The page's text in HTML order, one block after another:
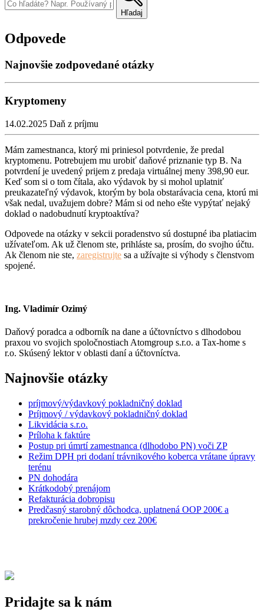
Hľadaj
Odpovede
Najnovšie zodpovedané otázky
Kryptomeny
14.02.2025 Daň z príjmu
Mám zamestnanca, ktorý mi priniesol potvrdenie, že predal
kryptomenu. Potrebujem mu urobiť daňové priznanie typ B. Na
potvrdení je uvedený prijem z predaja virtuálnej meny 398,90 eur.
Keď som si o tom čítala, ako výdavok by si mohol uplatniť
preukazateľný výdavok, ktorým by bola obstarávacia cena, ktorú mi
však nedal, uvažujem dobre? Mám si od neho ešte vypýtať nejaký
doklad o nadobudnutí kryptoaktíva?
Odpovede na otázky v sekcii poradenstvo sú dostupné iba platiacim
užívateľom. Ak už členom ste, prihláste sa, prosím, do svojho účtu.
Ak členom nie ste, zaregistrujte sa a užívajte si výhody s členstvom
spojené.
Ing. Vladimír Ozimý
Daňový poradca a odborník na dane a účtovníctvo s dlhodobou
praxou vo svojich spoločnostiach Atomgroup s.r.o. a Tax-home s
r.o. Skúsený lektor v oblasti daní a účtovníctva.
Najnovšie otázky
príjmový/výdavkový pokladničný doklad
Príjmový / výdavkový pokladničný doklad
Likvidácia s.r.o.
Príloha k faktúre
Postup pri úmrtí zamestnanca (dlhodobo PN) voči ZP
Režim DPH pri dodaní trávnikového koberca vrátane úpravy
terénu
PN dohodára
Krátkodobý prenájom
Refakturácia dobropisu
Predčasný starobný dôchodca, uplatnená OOP 200€ a
prekročenie hrubej mzdy cez 200€
Pridajte sa k nám